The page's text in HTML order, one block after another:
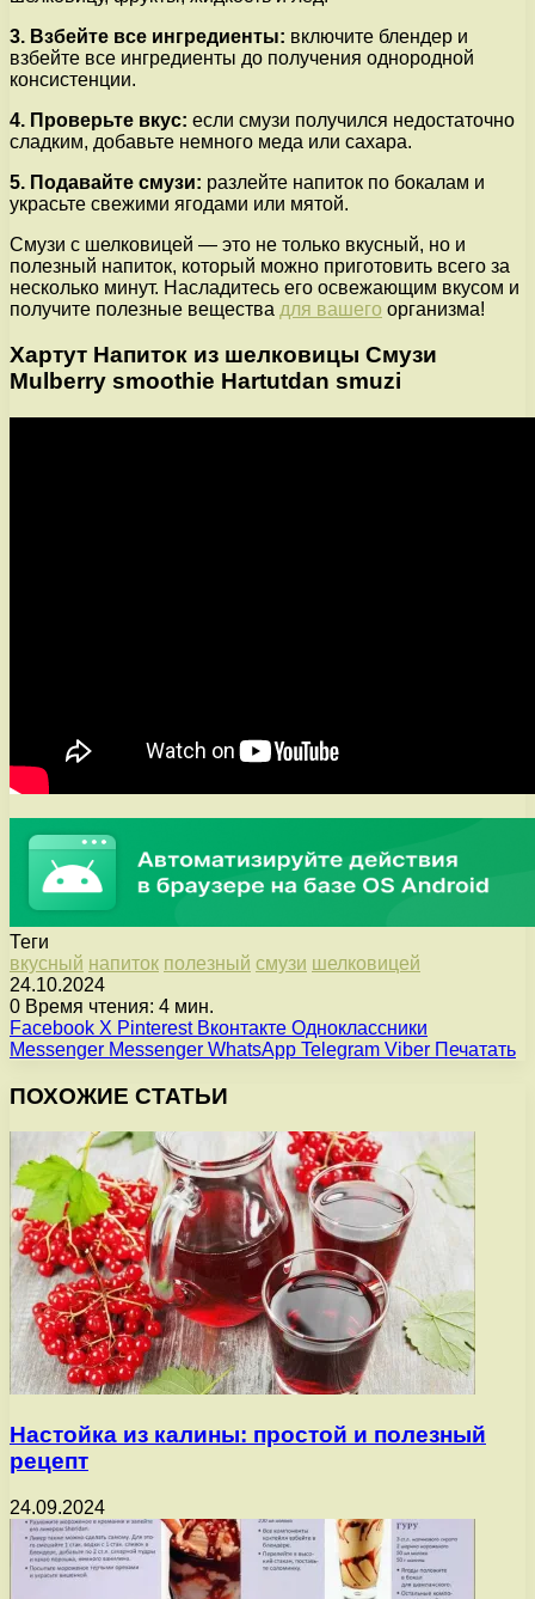
3. Взбейте все ингредиенты: включите блендер и
взбейте все ингредиенты до получения однородной
консистенции.
4. Проверьте вкус: если смузи получился недостаточно
сладким, добавьте немного меда или сахара.
5. Подавайте смузи: разлейте напиток по бокалам и
украсьте свежими ягодами или мятой.
Смузи с шелковицей — это не только вкусный, но и
полезный напиток, который можно приготовить всего за
несколько минут. Насладитесь его освежающим вкусом и
получите полезные вещества для вашего организма!
Хартут Напиток из шелковицы Смузи
Mulberry smoothie Hartutdan smuzi
Теги
вкусный напиток полезный смузи шелковицей
24.10.2024
0 Время чтения: 4 мин.
Facebook X Pinterest Вконтакте Одноклассники
Messenger Messenger WhatsApp Telegram Viber Печатать
ПОХОЖИЕ СТАТЬИ
Настойка из калины: простой и полезный
рецепт
24.09.2024